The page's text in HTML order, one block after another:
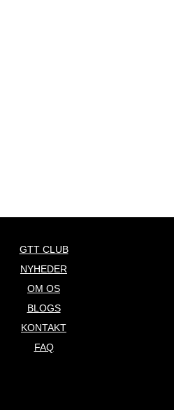
GTT CLUB
NYHEDER
OM OS
BLOGS
KONTAKT
FAQ